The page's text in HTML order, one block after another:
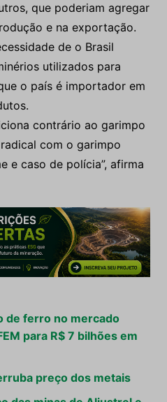
que poderiam agregar
e na exportação.
de o Brasil
utilizados para
o país é importador em
contrário ao garimpo
com o garimpo
e caso de polícia”, afirma
de ferro no mercado
para R$ 7 bilhões em
preço dos metais